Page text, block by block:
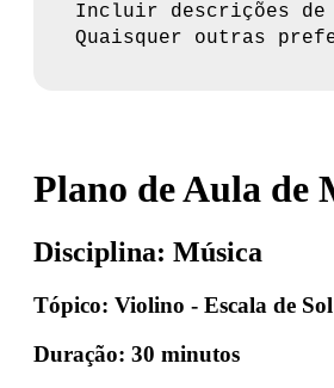
Incluir descrições de
Quaisquer outras
Plano de Aula de
Disciplina: Música
Tópico: Violino - Escala de
Duração: 30 minutos